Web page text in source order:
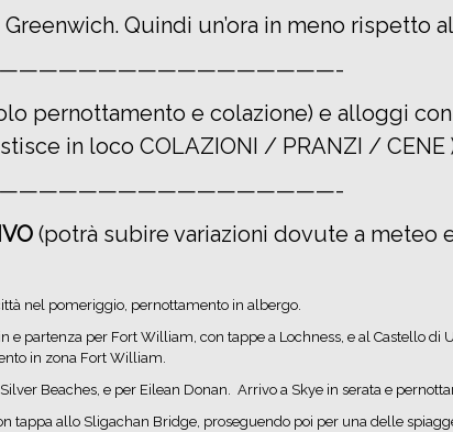
Greenwich. Quindi un’ora in meno rispetto
pernottamento e colazione) e alloggi
in loco COLAZIONI / PRANZI / CENE
(potrà subire variazioni dovute a meteo
nel pomeriggio, pernottamento in albergo.
e partenza per Fort William, con tappe a Lochness, e al Castello di
in zona Fort William.
Beaches, e per Eilean Donan. Arrivo a Skye in serata e
tappa allo Sligachan Bridge, proseguendo poi per una delle